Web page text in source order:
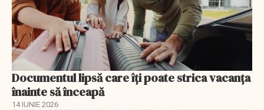
Documentul lipsă care îți poate strica vacanța
înainte să înceapă
14 IUNIE 2026